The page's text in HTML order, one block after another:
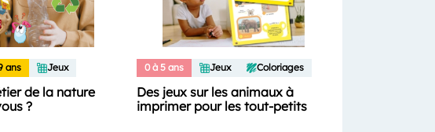
ans Jeux
de la nature
?
0 à 5 ans Jeux Coloriages
Des jeux sur les animaux à
imprimer pour les tout-petits